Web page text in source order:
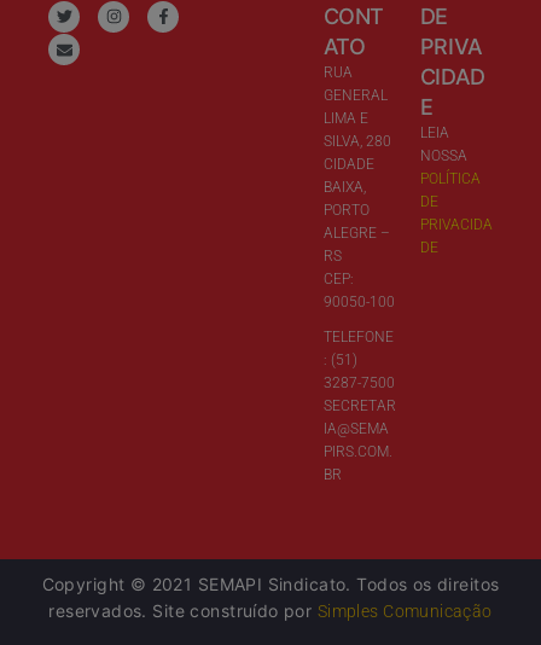
CONT
ATO
RUA
GENERAL
LIMA E
SILVA, 280
CIDADE
BAIXA,
PORTO
ALEGRE –
RS
CEP:
90050-100
TELEFONE
: (51)
3287-7500
SECRETAR
IA@SEMA
PIRS.COM.
BR
DE
PRIVA
CIDAD
E
LEIA
NOSSA
POLÍTICA
DE
PRIVACIDA
DE
Copyright © 2021 SEMAPI Sindicato. Todos os direitos
reservados. Site construído por Simples Comunicação